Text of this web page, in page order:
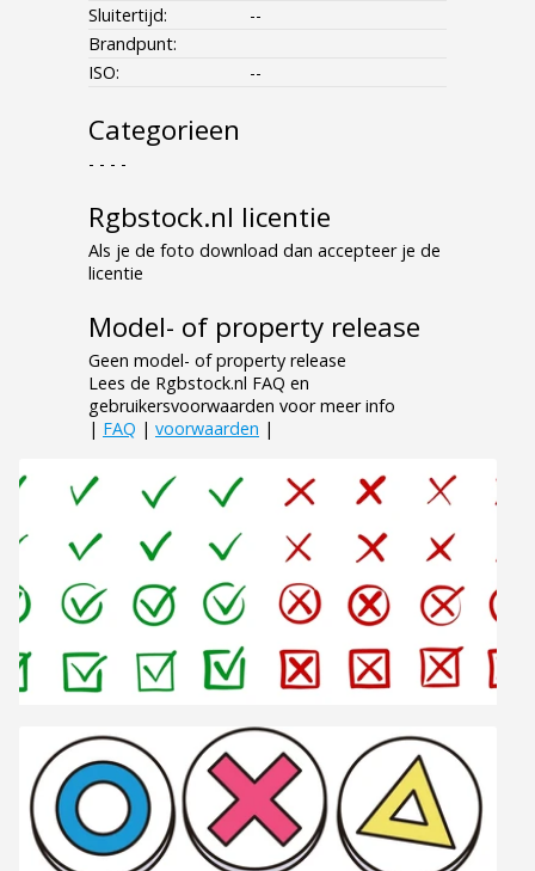
Sluitertijd:
--
Brandpunt:
ISO:
--
Categorieen
- - - -
Rgbstock.nl licentie
Als je de foto download dan accepteer je de
licentie
Model- of property release
Geen model- of property release
Lees de Rgbstock.nl FAQ en
gebruikersvoorwaarden voor meer info
| FAQ | voorwaarden |